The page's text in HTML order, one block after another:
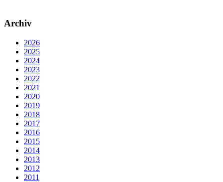
Archiv
2026
2025
2024
2023
2022
2021
2020
2019
2018
2017
2016
2015
2014
2013
2012
2011